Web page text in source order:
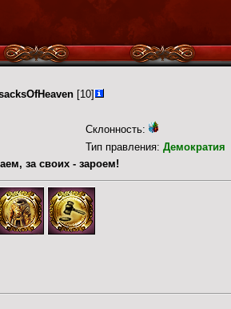
[10]
Склонность:
Тип правления: Демократия
за своих - зароем!